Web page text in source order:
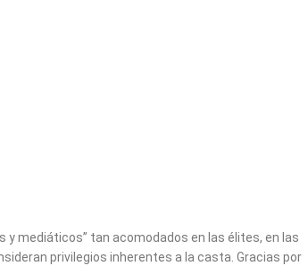
mediáticos” tan acomodados en las élites, en las
privilegios inherentes a la casta. Gracias por